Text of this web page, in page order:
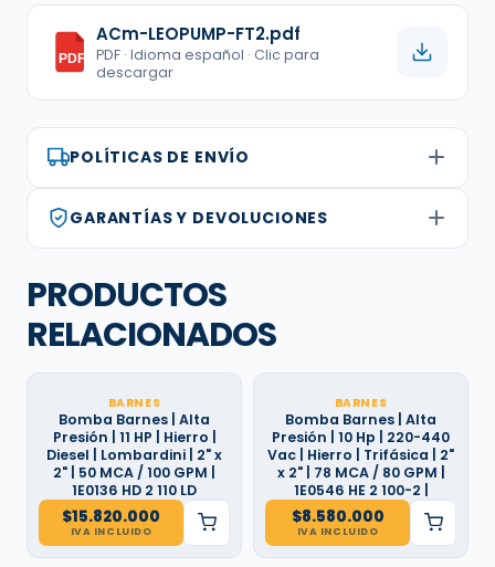
PDF
ACm-LEOPUMP-FT2.pdf
PDF · Idioma español · Clic para
descargar
POLÍTICAS DE ENVÍO
GARANTÍAS Y DEVOLUCIONES
PRODUCTOS
RELACIONADOS
BARNES
Bomba Barnes | Alta
Presión | 11 HP | Hierro |
Diesel | Lombardini | 2" x
2" | 50 MCA / 100 GPM |
1E0136 HD 2 110 LD
$15.820.000
IVA INCLUIDO
BARNES
Bomba Barnes | Alta
Presión | 10 Hp | 220-440
Vac | Hierro | Trifásica | 2"
x 2" | 78 MCA / 80 GPM |
1E0546 HE 2 100-2 |
$8.580.000
IVA INCLUIDO